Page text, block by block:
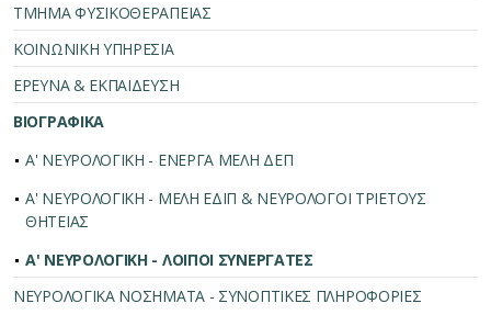
ΤΜΗΜΑ ΦΥΣΙΚΟΘΕΡΑΠΕΙΑΣ
ΚΟΙΝΩΝΙΚΗ ΥΠΗΡΕΣΙΑ
ΕΡΕΥΝΑ & ΕΚΠΑΙΔΕΥΣΗ
ΒΙΟΓΡΑΦΙΚΑ
Α' ΝΕΥΡΟΛΟΓΙΚΗ - ΕΝΕΡΓΑ ΜΕΛΗ ΔΕΠ
Α' ΝΕΥΡΟΛΟΓΙΚΗ - ΜΕΛΗ ΕΔΙΠ & ΝΕΥΡΟΛΟΓΟΙ ΤΡΙΕΤΟΥΣ
ΘΗΤΕΙΑΣ
Α' ΝΕΥΡΟΛΟΓΙΚΗ - ΛΟΙΠΟΙ ΣΥΝΕΡΓΑΤΕΣ
ΝΕΥΡΟΛΟΓΙΚΑ ΝΟΣΗΜΑΤΑ - ΣΥΝΟΠΤΙΚΕΣ ΠΛΗΡΟΦΟΡΙΕΣ